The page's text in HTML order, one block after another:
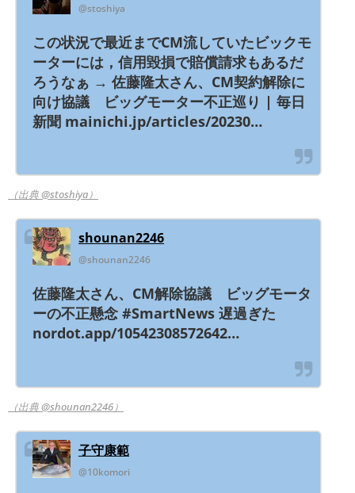
@stoshiya
この状況で最近までCM流していたビックモ
ーターには，信用毀損で賠償請求もあるだ
ろうなぁ → 佐藤隆太さん、CM契約解除に
向け協議 ビッグモーター不正巡り | 毎日
新聞 mainichi.jp/articles/20230…
（出典 @stoshiya）
shounan2246
@shounan2246
佐藤隆太さん、CM解除協議 ビッグモータ
ーの不正懸念 #SmartNews 遅過ぎた
nordot.app/10542308572642…
（出典 @shounan2246）
子守康範
@10komori